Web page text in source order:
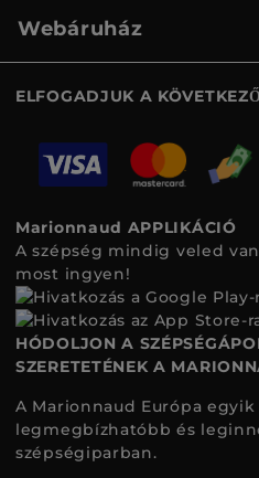
Webáruház
ELFOGADJUK A
Marionnaud APPLIKÁCIÓ
A szépség mindig veled
most ingyen!
HÓDOLJON A
SZERETETÉNEK A
A Marionnaud Európa
legmegbízhatóbb és
szépségiparban.